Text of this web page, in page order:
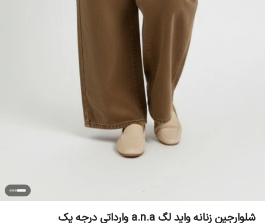
شلوارجین زنانه واید لگ a.n.a وارداتی درجه یک